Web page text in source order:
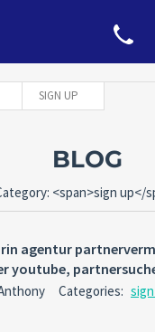
SIGN UP
BLOG
<span>sign up</
agentur
youtube,
Categories: